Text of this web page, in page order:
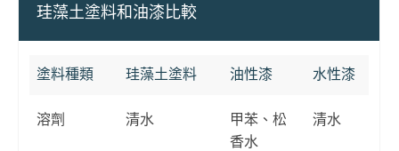
珪藻土塗料和油漆比較
塗料種類 珪藻土塗料 油性漆 水性漆
溶劑 清水
甲苯、松
香水
清水